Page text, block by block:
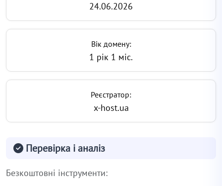
24.06.2026
Вік домену:
1 рік 1 міс.
Реєстратор:
x-host.ua
Перевірка і аналіз
Безкоштовні інструменти: